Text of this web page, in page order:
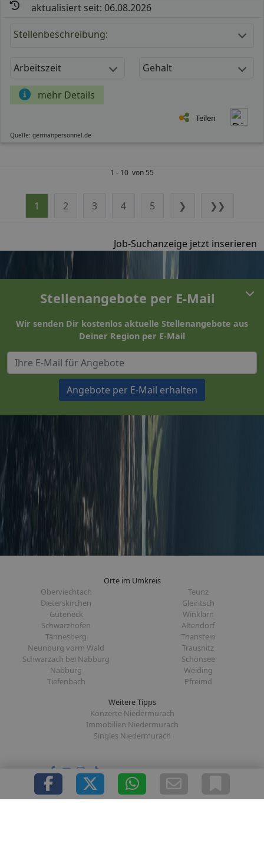
aktualisiert seit: 06.08.2026
Stellenbeschreibung:
Arbeitszeit Gehalt
mehr Details
Teilen
Quelle: germanpersonnel.de
1 - 10 von 55
1 2 3 4 5 ❯ ❯❯
Job-Suchanzeige jetzt inserieren
Stellenangebote per E-Mail
Wir senden Dir kostenlos aktuelle Stellenangebote aus
Deiner Region per E-Mail
Angebote per E-Mail erhalten
Orte im Umkreis
Oberviechtach
Teunz
Dieterskirchen
Gleiritsch
Guteneck
Winklarn
Schwarzhofen
Altendorf
Tännesberg
Thanstein
Neunburg vorm Wald
Trausnitz
Schwarzach bei Nabburg
Schönsee
Nabburg
Weiding
Tiefenbach
Pfreimd
Weitere Tipps
Konzerte Niedermurach
Immobilien Niedermurach
Singles Niedermurach